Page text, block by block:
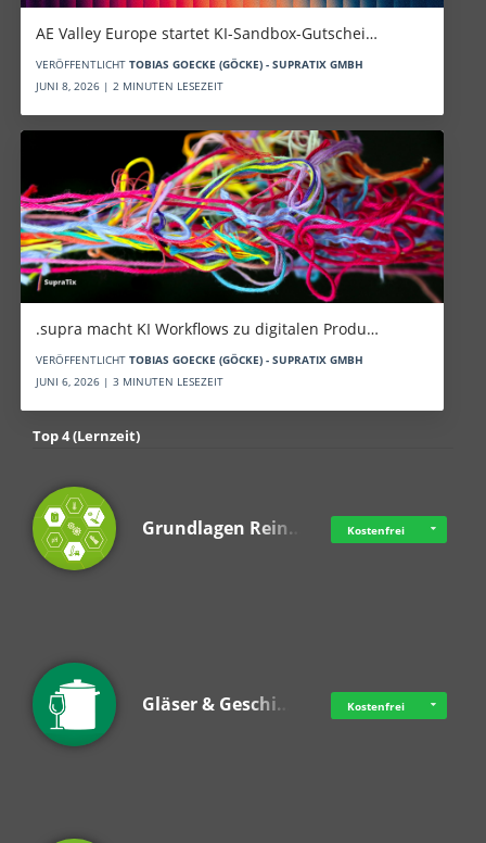
AE Valley Europe startet KI-Sandbox-Gutschei…
VERÖFFENTLICHT TOBIAS GOECKE (GÖCKE) - SUPRATIX GMBH
JUNI 8, 2026 | 2 MINUTEN LESEZEIT
.supra macht KI Workflows zu digitalen Produ…
VERÖFFENTLICHT TOBIAS GOECKE (GÖCKE) - SUPRATIX GMBH
JUNI 6, 2026 | 3 MINUTEN LESEZEIT
Top 4 (Lernzeit)
Grundlagen Rein… Kostenfrei
Gläser & Geschi… Kostenfrei